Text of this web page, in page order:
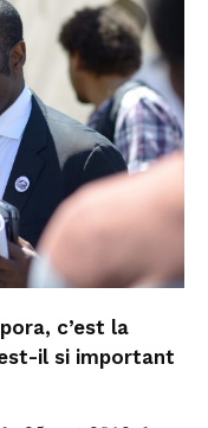
c’est la
il si important